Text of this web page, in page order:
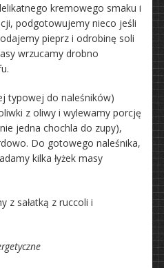
kremowego smaku i
podgotowujemy nieco jeśli
pieprz i odrobinę soli
wrzucamy drobno
typowej do naleśników)
z oliwy i wylewamy porcję
jedna chochla do zupy),
Do gotowego naleśnika,
kilka łyżek masy
z sałatką z ruccoli i